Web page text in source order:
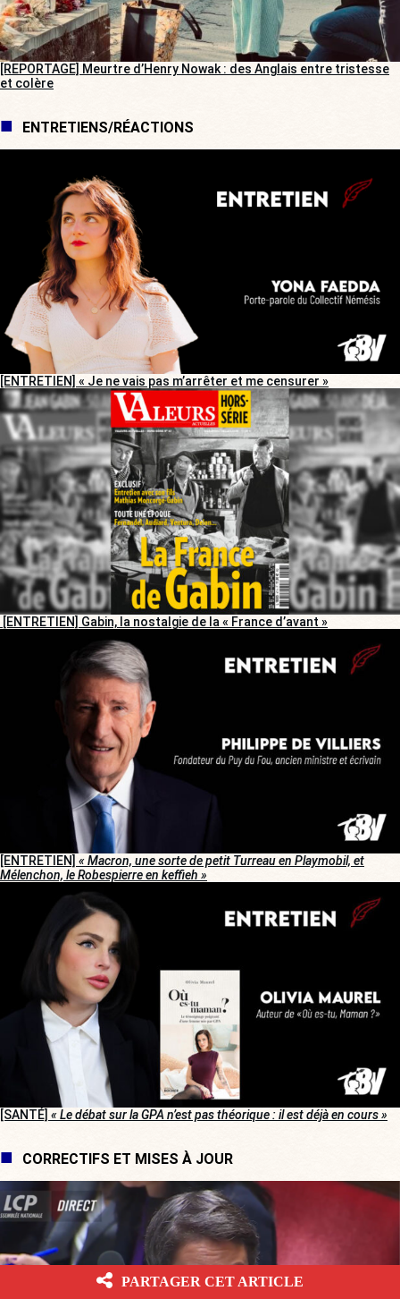
[REPORTAGE] Meurtre d’Henry Nowak : des Anglais entre tristesse
et colère
ENTRETIENS/RÉACTIONS
[ENTRETIEN] « Je ne vais pas m’arrêter et me censurer »
[ENTRETIEN] Gabin, la nostalgie de la « France d’avant »
[ENTRETIEN] « Macron, une sorte de petit Turreau en Playmobil, et
Mélenchon, le Robespierre en keffieh »
[SANTÉ] « Le débat sur la GPA n’est pas théorique : il est déjà en cours »
CORRECTIFS ET MISES À JOUR
PARTAGER CET ARTICLE